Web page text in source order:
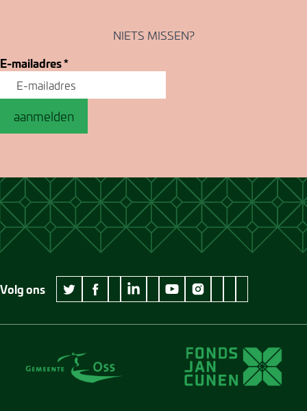
NIETS MISSEN?
E-mailadres*
aanmelden
Volg ons
twitter Museum Jan Cunen
facebook Museum Jan Cunen
wikipedia Museum Jan Cunen
linkedin Museum Jan Cunen
googleplus Museum Jan Cunen
youtube Museum Jan Cunen
instagram Museum